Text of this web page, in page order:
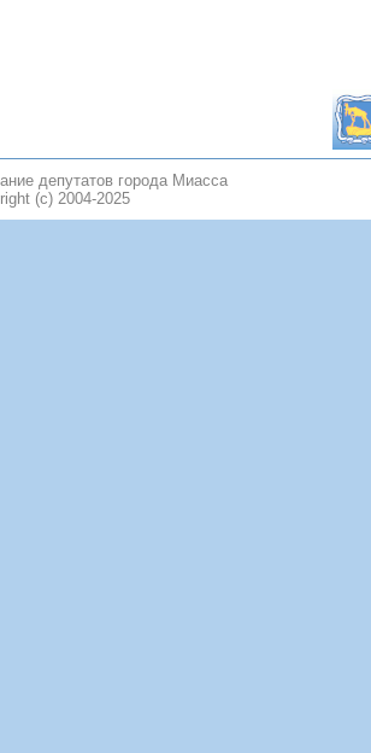
депутатов города Миасса
(c) 2004-2025